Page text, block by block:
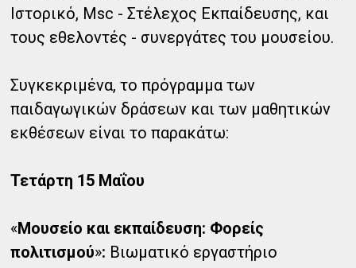
Ιστορικό, Msc - Στέλεχος Εκπαίδευσης, και
τους εθελοντές - συνεργάτες του μουσείου.
Συγκεκριμένα, το πρόγραμμα των
παιδαγωγικών δράσεων και των μαθητικών
εκθέσεων είναι το παρακάτω:
Τετάρτη 15 Μαΐου
«Μουσείο και εκπαίδευση: Φορείς
πολιτισμού»: Βιωματικό εργαστήριο